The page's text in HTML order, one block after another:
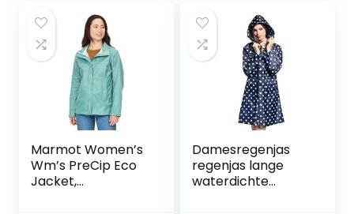
Breathable
Windbreaker, Ideal
for Running and
Hiking, Blue Agave,
Marmot Women’s
Wm’s PreCip Eco
Jacket,
Damesregenjas
regenjas lange
waterdichte